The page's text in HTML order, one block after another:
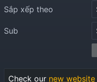
Sắp xếp theo
Sub
Check our new website